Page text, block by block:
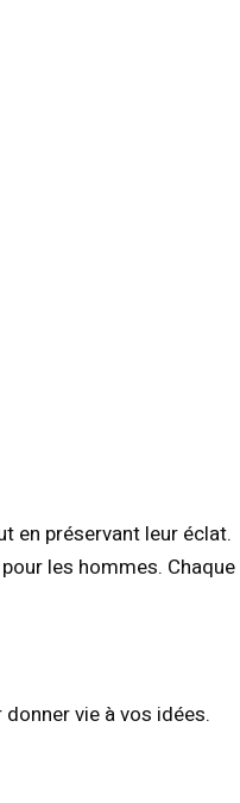
en préservant leur éclat.
les hommes. Chaque
vie à vos idées.